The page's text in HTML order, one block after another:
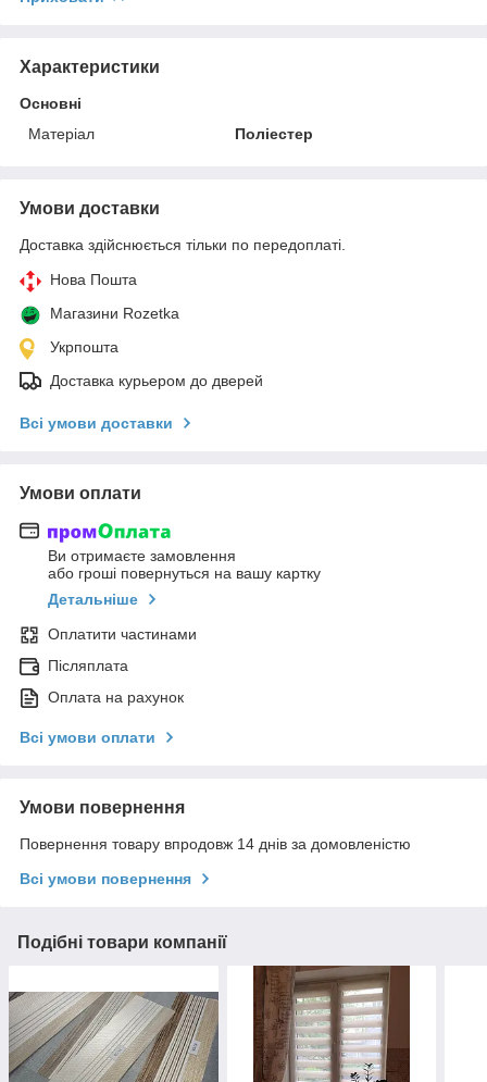
Характеристики
Основні
Матеріал
Поліестер
Умови доставки
Доставка здійснюється тільки по передоплаті.
Нова Пошта
Магазини Rozetka
Укрпошта
Доставка курьером до дверей
Всі умови доставки
Умови оплати
Ви отримаєте замовлення
або гроші повернуться на вашу картку
Детальніше
Оплатити частинами
Післяплата
Оплата на рахунок
Всі умови оплати
Умови повернення
Повернення товару впродовж 14 днів за домовленістю
Всі умови повернення
Подібні товари компанії